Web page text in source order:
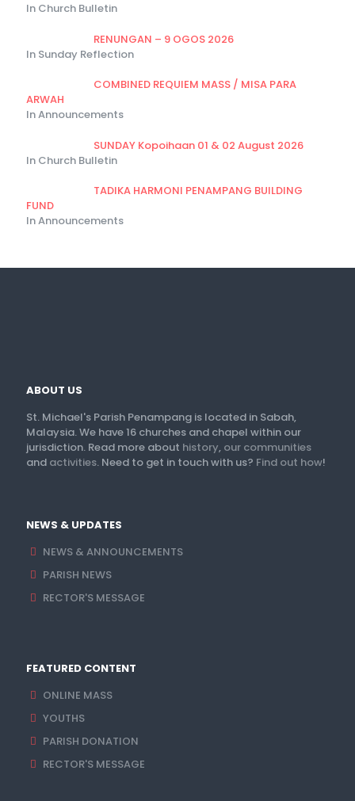
In Church Bulletin
RENUNGAN – 9 OGOS 2026
In Sunday Reflection
COMBINED REQUIEM MASS / MISA PARA
ARWAH
In Announcements
SUNDAY Kopoihaan 01 & 02 August 2026
In Church Bulletin
TADIKA HARMONI PENAMPANG BUILDING
FUND
In Announcements
ABOUT US
St. Michael's Parish Penampang is located in Sabah,
Malaysia. We have 16 churches and chapel within our
jurisdiction. Read more about history, our communities
and activities. Need to get in touch with us? Find out how!
NEWS & UPDATES
NEWS & ANNOUNCEMENTS
PARISH NEWS
RECTOR'S MESSAGE
FEATURED CONTENT
ONLINE MASS
YOUTHS
PARISH DONATION
RECTOR'S MESSAGE